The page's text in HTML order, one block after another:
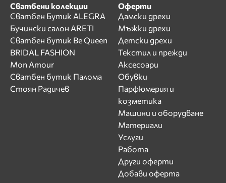
Сватбени колекции
Сватбен Бутик ALEGRA
Бучински салон ARETI
Сватбен бутик Be Queen
BRIDAL FASHION
Mon Amour
Сватбен бутик Палома
Стоян Радичев
Оферти
Дамски дрехи
Мъжки дрехи
Детски дрехи
Текстил и прежди
Аксесоари
Обувки
Парфюмерия и
козметика
Машини и оборудване
Материали
Услуги
Работа
Други оферти
Добави оферта